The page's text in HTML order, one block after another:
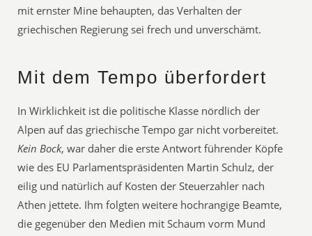
mit ernster Mine behaupten, das Verhalten der
griechischen Regierung sei frech und unverschämt.
Mit dem Tempo überfordert
In Wirklichkeit ist die politische Klasse nördlich der
Alpen auf das griechische Tempo gar nicht vorbereitet.
Kein Bock, war daher die erste Antwort führender Köpfe
wie des EU Parlamentspräsidenten Martin Schulz, der
eilig und natürlich auf Kosten der Steuerzahler nach
Athen jettete. Ihm folgten weitere hochrangige Beamte,
die gegenüber den Medien mit Schaum vorm Mund